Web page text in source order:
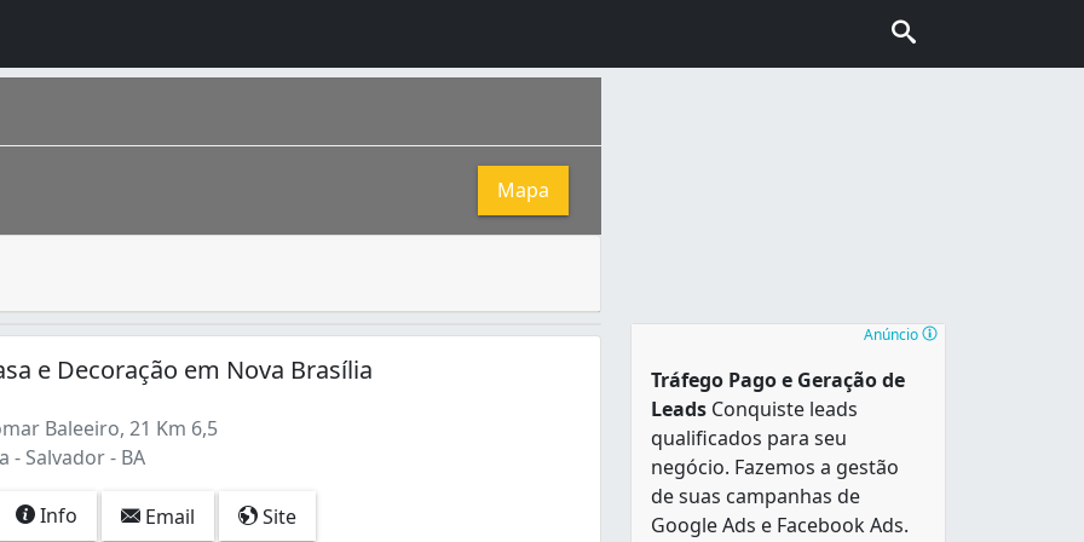
Mapa
a primeira capital do Brasil . Um dos marcos de sua fundação é a Fortaleza de Santo Antônio . Chamado
e Decoração em Nova Brasília
Baleeiro, 21 Km 6,5
- Salvador - BA
Info Email Site
Anúncio
Tráfego Pago e Geração de
Leads Conquiste leads
qualificados para seu
negócio. Fazemos a gestão
de suas campanhas de
Google Ads e Facebook Ads.